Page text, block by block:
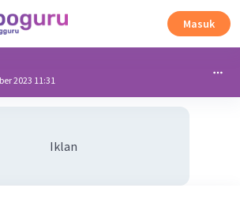
Masuk
2023 11:31
Iklan